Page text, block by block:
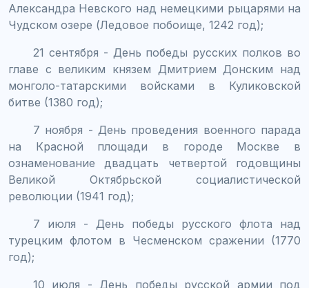
Александра Невского над немецкими рыцарями на
Чудском озере (Ледовое побоище, 1242 год);
21 сентября - День победы русских полков во
главе с великим князем Дмитрием Донским над
монголо-татарскими войсками в Куликовской
битве (1380 год);
7 ноября - День проведения военного парада
на Красной площади в городе Москве в
ознаменование двадцать четвертой годовщины
Великой Октябрьской социалистической
революции (1941 год);
7 июля - День победы русского флота над
турецким флотом в Чесменском сражении (1770
год);
10 июля - День победы русской армии под